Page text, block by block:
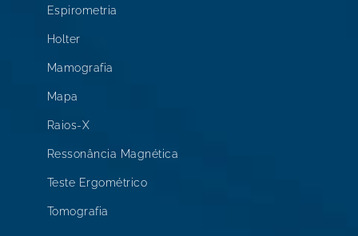
Espirometria
Holter
Mamografia
Mapa
Raios-X
Ressonância Magnética
Teste Ergométrico
Tomografia